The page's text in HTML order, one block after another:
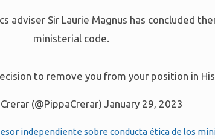
adviser Sir Laurie Magnus has concluded
ministerial code.
to remove you from your position in
(@PippaCrerar)January 29, 2023
independiente sobre conducta ética de los